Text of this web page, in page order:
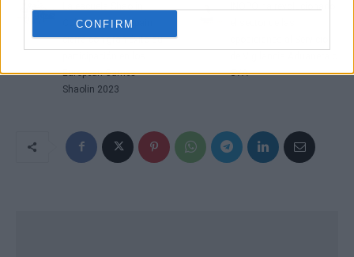
CONFIRM
Cultural Center Spain
cierra con gran éxito su
European Games
Shaolin 2023
SVA